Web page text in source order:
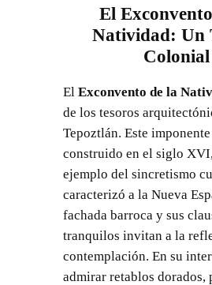
El
Natividad: Un
Colonial
El Exconvento de la
de los tesoros
Tepoztlán. Este
construido en el siglo
ejemplo del sincretismo
caracterizó a la Nueva
fachada barroca y sus
tranquilos invitan a la
contemplación. En su
admirar retablos dorados,